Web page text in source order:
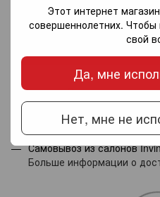
Этот интернет
совершеннолетних.
свой
Да, мне
Нет, мне не
Доставка
Новой почтой по Украине
Самовывоз из салонов
Больше информации о